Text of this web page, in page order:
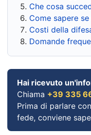
Che cosa
Come sapere
Costi della
Domande
Hai ricevuto
Chiama +39 335
Prima di parlare
fede, conviene